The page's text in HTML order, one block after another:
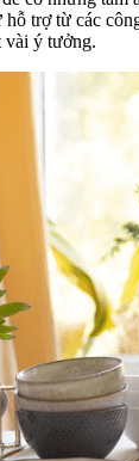
trợ từ các
vài ý tưởng.